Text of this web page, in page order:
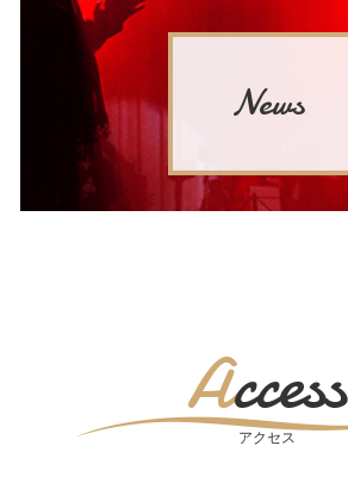
News
Access
アクセス